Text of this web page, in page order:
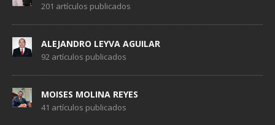
201 artículos publicados
ALEJANDRO LEYVA AGUILAR
92 artículos publicados
MOISES MOLINA REYES
41 artículos publicados